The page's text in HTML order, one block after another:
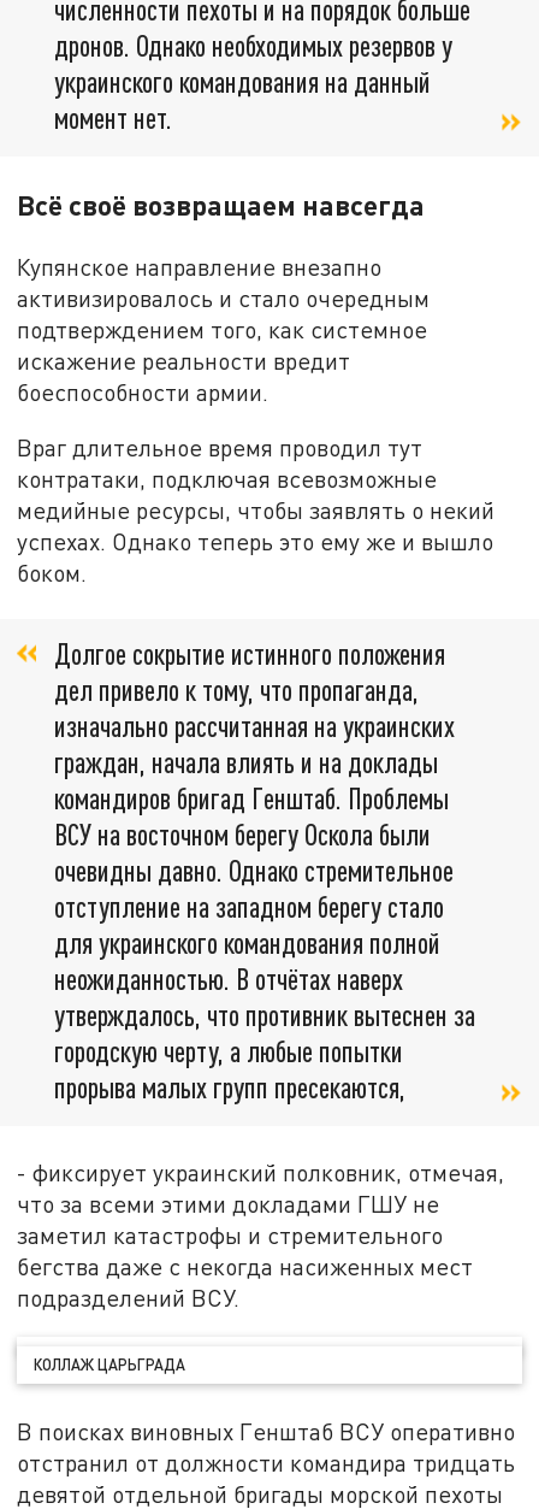
численности пехоты и на порядок больше
дронов. Однако необходимых резервов у
украинского командования на данный
момент нет.
Всё своё возвращаем навсегда
Купянское направление внезапно
активизировалось и стало очередным
подтверждением того, как системное
искажение реальности вредит
боеспособности армии.
Враг длительное время проводил тут
контратаки, подключая всевозможные
медийные ресурсы, чтобы заявлять о некий
успехах. Однако теперь это ему же и вышло
боком.
Долгое сокрытие истинного положения
дел привело к тому, что пропаганда,
изначально рассчитанная на украинских
граждан, начала влиять и на доклады
командиров бригад Генштаб. Проблемы
ВСУ на восточном берегу Оскола были
очевидны давно. Однако стремительное
отступление на западном берегу стало
для украинского командования полной
неожиданностью. В отчётах наверх
утверждалось, что противник вытеснен за
городскую черту, а любые попытки
прорыва малых групп пресекаются,
- фиксирует украинский полковник, отмечая,
что за всеми этими докладами ГШУ не
заметил катастрофы и стремительного
бегства даже с некогда насиженных мест
подразделений ВСУ.
КОЛЛАЖ ЦАРЬГРАДА
В поисках виновных Генштаб ВСУ оперативно
отстранил от должности командира тридцать
девятой отдельной бригады морской пехоты